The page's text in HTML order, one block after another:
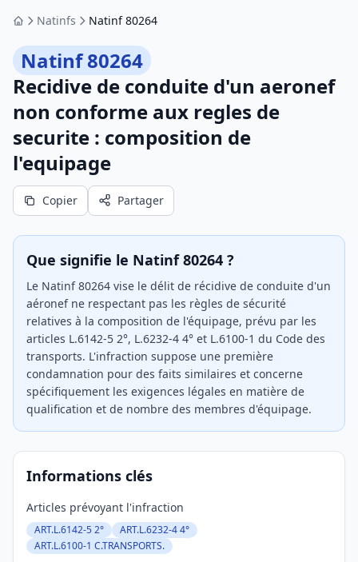
AccueilNatinfs Natinf 80264
Natinf 80264
Recidive de conduite d'un aeronef
non conforme aux regles de
securite : composition de
l'equipage
Copier Partager
Que signifie le Natinf 80264 ?
Le Natinf 80264 vise le délit de récidive de conduite d'un
aéronef ne respectant pas les règles de sécurité
relatives à la composition de l'équipage, prévu par les
articles L.6142-5 2°, L.6232-4 4° et L.6100-1 du Code des
transports. L'infraction suppose une première
condamnation pour des faits similaires et concerne
spécifiquement les exigences légales en matière de
qualification et de nombre des membres d'équipage.
Informations clés
Articles prévoyant l'infraction
ART.L.6142-5 2°
ART.L.6232-4 4°
ART.L.6100-1 C.TRANSPORTS.